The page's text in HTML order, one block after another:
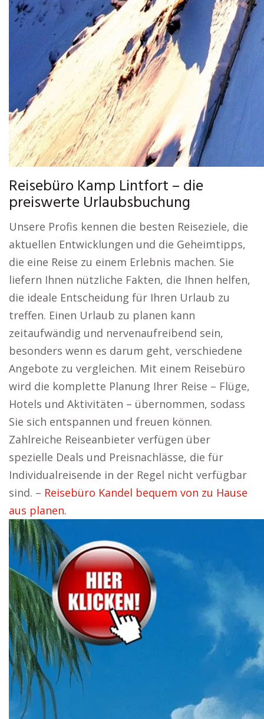
Reisebüro Kamp Lintfort – die
preiswerte Urlaubsbuchung
Unsere Profis kennen die besten Reiseziele, die
aktuellen Entwicklungen und die Geheimtipps,
die eine Reise zu einem Erlebnis machen. Sie
liefern Ihnen nützliche Fakten, die Ihnen helfen,
die ideale Entscheidung für Ihren Urlaub zu
treffen. Einen Urlaub zu planen kann
zeitaufwändig und nervenaufreibend sein,
besonders wenn es darum geht, verschiedene
Angebote zu vergleichen. Mit einem Reisebüro
wird die komplette Planung Ihrer Reise – Flüge,
Hotels und Aktivitäten – übernommen, sodass
Sie sich entspannen und freuen können.
Zahlreiche Reiseanbieter verfügen über
spezielle Deals und Preisnachlässe, die für
Individualreisende in der Regel nicht verfügbar
sind. – Reisebüro Kandel bequem von zu Hause
aus planen.